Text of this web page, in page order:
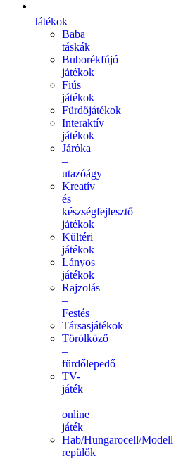
Játékok
Baba
táskák
Buborékfújó
játékok
Fiús
játékok
Fürdőjátékok
Interaktív
játékok
Járóka
–
utazóágy
Kreatív
és
készségfejlesztő
játékok
Kültéri
játékok
Lányos
játékok
Rajzolás
–
Festés
Társasjátékok
Törölköző
–
fürdőlepedő
TV-
játék
–
online
játék
Hab/Hungarocell/Modell
repülők